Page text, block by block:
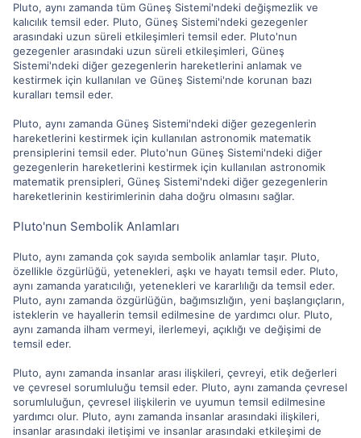
Pluto, aynı zamanda tüm Güneş Sistemi'ndeki değişmezlik ve
kalıcılık temsil eder. Pluto, Güneş Sistemi'ndeki gezegenler
arasındaki uzun süreli etkileşimleri temsil eder. Pluto'nun
gezegenler arasındaki uzun süreli etkileşimleri, Güneş
Sistemi'ndeki diğer gezegenlerin hareketlerini anlamak ve
kestirmek için kullanılan ve Güneş Sistemi'nde korunan bazı
kuralları temsil eder.
Pluto, aynı zamanda Güneş Sistemi'ndeki diğer gezegenlerin
hareketlerini kestirmek için kullanılan astronomik matematik
prensiplerini temsil eder. Pluto'nun Güneş Sistemi'ndeki diğer
gezegenlerin hareketlerini kestirmek için kullanılan astronomik
matematik prensipleri, Güneş Sistemi'ndeki diğer gezegenlerin
hareketlerinin kestirimlerinin daha doğru olmasını sağlar.
Pluto'nun Sembolik Anlamları
Pluto, aynı zamanda çok sayıda sembolik anlamlar taşır. Pluto,
özellikle özgürlüğü, yetenekleri, aşkı ve hayatı temsil eder. Pluto,
aynı zamanda yaratıcılığı, yetenekleri ve kararlılığı da temsil eder.
Pluto, aynı zamanda özgürlüğün, bağımsızlığın, yeni başlangıçların,
isteklerin ve hayallerin temsil edilmesine de yardımcı olur. Pluto,
aynı zamanda ilham vermeyi, ilerlemeyi, açıklığı ve değişimi de
temsil eder.
Pluto, aynı zamanda insanlar arası ilişkileri, çevreyi, etik değerleri
ve çevresel sorumluluğu temsil eder. Pluto, aynı zamanda çevresel
sorumluluğun, çevresel ilişkilerin ve uyumun temsil edilmesine
yardımcı olur. Pluto, aynı zamanda insanlar arasındaki ilişkileri,
insanlar arasındaki iletişimi ve insanlar arasındaki etkileşimi de